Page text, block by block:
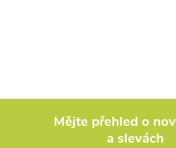
á
Mějte přehled o
a slevách